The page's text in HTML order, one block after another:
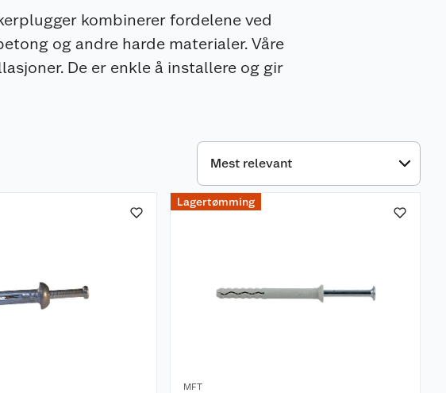
kombinerer fordelene ved
og andre harde materialer. Våre
De er enkle å installere og gir
Lagertømming
MFT